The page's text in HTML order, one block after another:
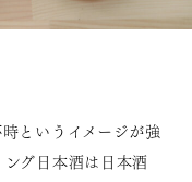
というイメージが強
グ日本酒は日本酒